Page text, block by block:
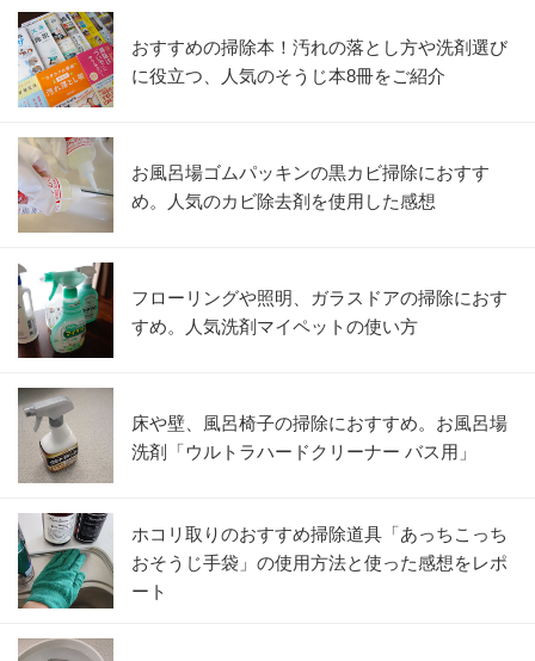
おすすめの掃除本！汚れの落とし方や洗剤選び
に役立つ、人気のそうじ本8冊をご紹介
お風呂場ゴムパッキンの黒カビ掃除におすす
め。人気のカビ除去剤を使用した感想
フローリングや照明、ガラスドアの掃除におす
すめ。人気洗剤マイペットの使い方
床や壁、風呂椅子の掃除におすすめ。お風呂場
洗剤「ウルトラハードクリーナー バス用」
ホコリ取りのおすすめ掃除道具「あっちこっち
おそうじ手袋」の使用方法と使った感想をレポ
ート